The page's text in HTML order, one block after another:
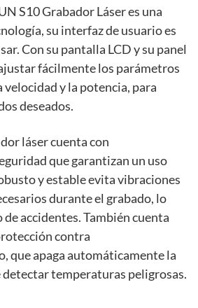
S10 Grabador Láser es una
su interfaz de usuario es
Con su pantalla LCD y su panel
fácilmente los parámetros
velocidad y la potencia, para
deseados.
láser cuenta con
que garantizan un uso
y estable evita vibraciones
durante el grabado, lo
de accidentes. También cuenta
contra
que apaga automáticamente la
detectar temperaturas peligrosas.